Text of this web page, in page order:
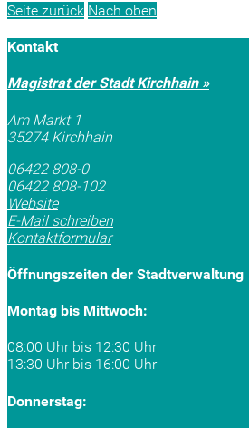
Seite zurück Nach oben
Kontakt
Magistrat der Stadt Kirchhain »
Am Markt 1
35274 Kirchhain
06422 808-0
06422 808-102
Website
E-Mail schreiben
Kontaktformular
Öffnungszeiten der Stadtverwaltung
Montag bis Mittwoch:
08:00 Uhr bis 12:30 Uhr
13:30 Uhr bis 16:00 Uhr
Donnerstag: